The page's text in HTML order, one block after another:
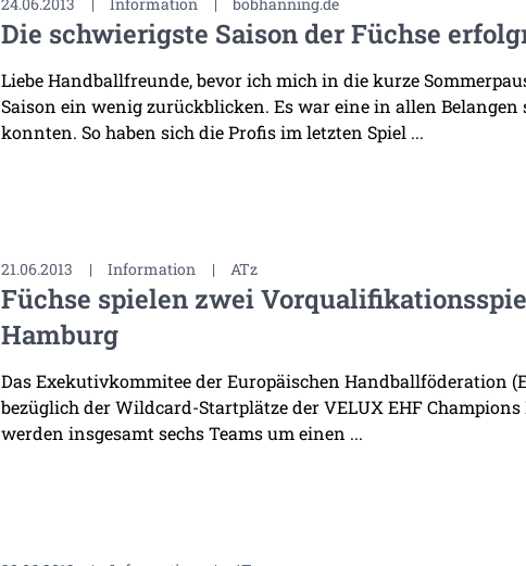
Die schwierigste Saison der Füchse
Liebe Handballfreunde, bevor ich mich in die kurze
Saison ein wenig zurückblicken. Es war eine in allen
konnten. So haben sich die Profis im letzten Spiel ...
21.06.2013 | Information | ATz
Füchse spielen zwei
Hamburg
Das Exekutivkommitee der Europäischen Handballföderation
bezüglich der Wildcard-Startplätze der VELUX EHF
werden insgesamt sechs Teams um einen ...